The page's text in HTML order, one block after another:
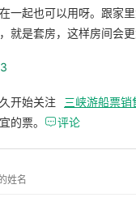
一起也可以用呀。跟家
就是套房，这样房间会更
开始关注 三峡游船票销
的票。 评论